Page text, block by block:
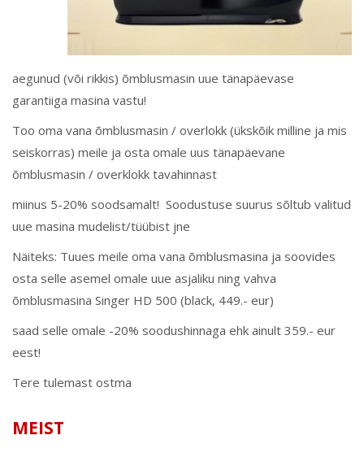
aegunud (või rikkis) õmblusmasin uue tänapäevase
garantiiga masina vastu!
Too oma vana õmblusmasin / overlokk (ükskõik milline ja mis
seiskorras) meile ja osta omale uus tänapäevane
õmblusmasin / overklokk tavahinnast
miinus 5-20% soodsamalt! Soodustuse suurus sõltub valitud
uue masina mudelist/tüübist jne
Näiteks: Tuues meile oma vana õmblusmasina ja soovides
osta selle asemel omale uue asjaliku ning vahva
õmblusmasina Singer HD 500 (black, 449.- eur)
saad selle omale -20% soodushinnaga ehk ainult 359.- eur
eest!
Tere tulemast ostma
MEIST